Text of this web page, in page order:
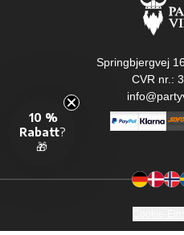
Springbjergvej
CVR nr.:
10 %
Rabatt?
🎁